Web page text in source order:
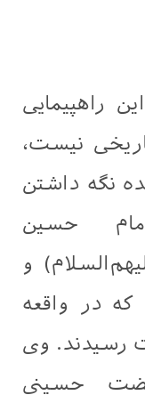
راهپیمایی
نیست،
نگه داشتن
حسین
و
که در واقعه
رسیدند. وی
حسینی